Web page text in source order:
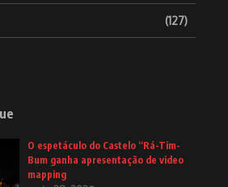
(127)
O espetáculo do Castelo “Rá-Tim-
Bum ganha apresentação de video
mapping